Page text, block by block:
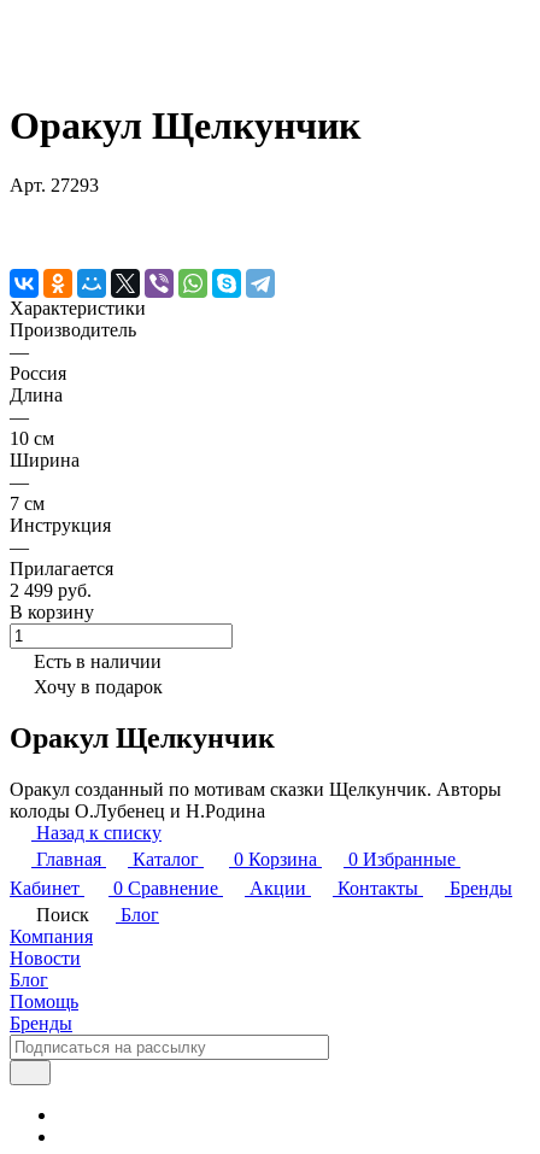
Оракул Щелкунчик
Арт. 27293
Характеристики
Производитель
—
Россия
Длина
—
10 см
Ширина
—
7 см
Инструкция
—
Прилагается
2 499 руб.
В корзину
Есть в наличии
Хочу в подарок
Оракул Щелкунчик
Оракул созданный по мотивам сказки Щелкунчик. Авторы
колоды О.Лубенец и Н.Родина
Назад к списку
Главная
Каталог 0 Корзина 0 Избранные
Кабинет
0 Сравнение Акции Контакты
Бренды
Поиск
Блог
Компания
Новости
Блог
Помощь
Бренды